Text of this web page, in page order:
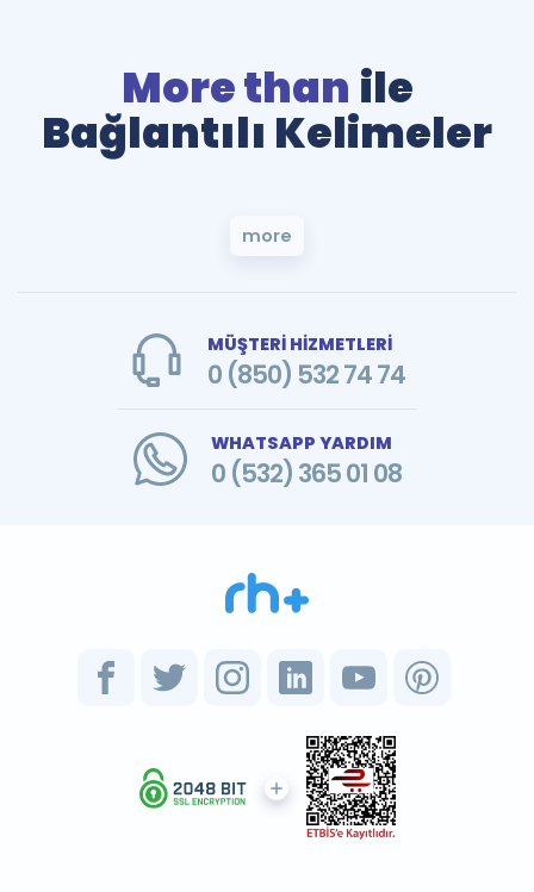
More than ile
Bağlantılı Kelimeler
more
MÜŞTERİ HİZMETLERİ
0 (850) 532 74 74
WHATSAPP YARDIM
0 (532) 365 01 08